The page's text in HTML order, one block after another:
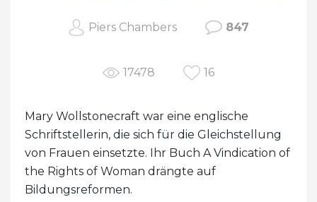
Piers Chambers 847
17478 16
Mary Wollstonecraft war eine englische
Schriftstellerin, die sich für die Gleichstellung
von Frauen einsetzte. Ihr Buch A Vindication of
the Rights of Woman drängte auf
Bildungsreformen.